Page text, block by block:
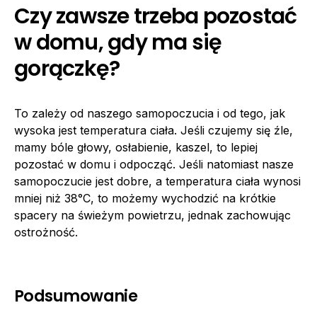
Czy zawsze trzeba pozostać
w domu, gdy ma się
gorączkę?
To zależy od naszego samopoczucia i od tego, jak
wysoka jest temperatura ciała. Jeśli czujemy się źle,
mamy bóle głowy, osłabienie, kaszel, to lepiej
pozostać w domu i odpocząć. Jeśli natomiast nasze
samopoczucie jest dobre, a temperatura ciała wynosi
mniej niż 38°C, to możemy wychodzić na krótkie
spacery na świeżym powietrzu, jednak zachowując
ostrożność.
Podsumowanie